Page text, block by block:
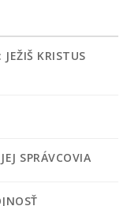
KRISTUS
SPRÁVCOVIA